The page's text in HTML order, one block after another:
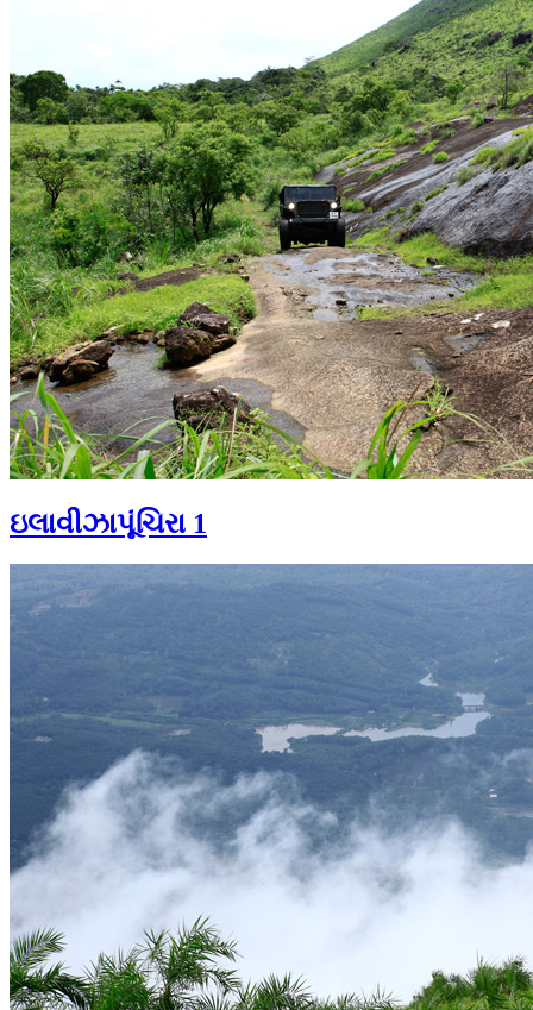
ઇલાવીઝાપૂંચિરા 1